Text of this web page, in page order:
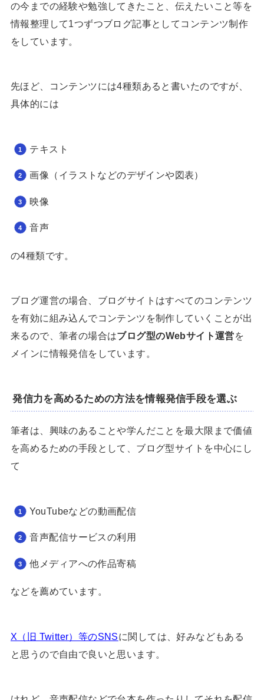
の今までの経験や勉強してきたこと、伝えたいこと等を
情報整理して1つずつブログ記事としてコンテンツ制作
をしています。
先ほど、コンテンツには4種類あると書いたのですが、
具体的には
テキスト
画像（イラストなどのデザインや図表）
映像
音声
の4種類です。
ブログ運営の場合、ブログサイトはすべてのコンテンツ
を有効に組み込んでコンテンツを制作していくことが出
来るので、筆者の場合はブログ型のWebサイト運営を
メインに情報発信をしています。
発信力を高めるための方法を情報発信手段を選ぶ
筆者は、興味のあることや学んだことを最大限まで価値
を高めるための手段として、ブログ型サイトを中心にし
て
YouTubeなどの動画配信
音声配信サービスの利用
他メディアへの作品寄稿
などを薦めています。
X（旧 Twitter）等のSNSに関しては、好みなどもある
と思うので自由で良いと思います。